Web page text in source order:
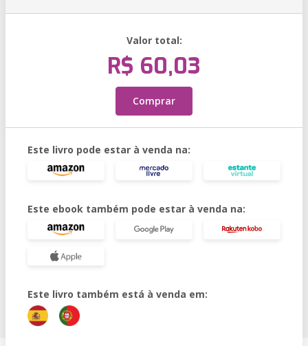
Valor total:
R$ 60,03
Comprar
Este livro pode estar à venda na:
Este ebook também pode estar à venda na:
Este livro também está à venda em: